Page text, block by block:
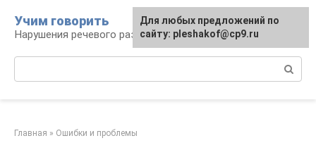
контенту
Учим говорить
Нарушения речевого развития
Главная » Ошибки и проблемы
Для любых предложений по
сайту: pleshakof@cp9.ru